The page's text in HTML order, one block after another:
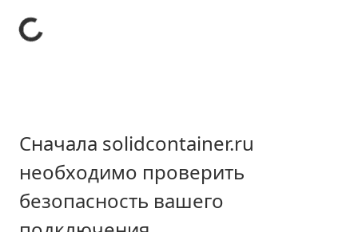
Сначала solidcontainer.ru
необходимо проверить
безопасность вашего